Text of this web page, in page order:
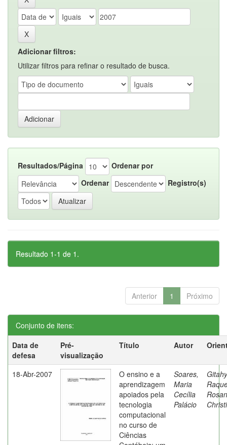
Adicionar filtros:
Utilizar filtros para refinar o resultado de busca.
Resultados/Página
Ordenar por
Ordenar
Registro(s)
Resultado 1-1 de 1.
Anterior 1 Próximo
Conjunto de itens:
Data de
defesa
Pré-
visualização
Título Autor
18-Abr-2007
O ensino e a
aprendizagem
apoiados pela
tecnologia
computacional
no curso de
Ciências
Soares,
Maria
Cecília
Palácio
Rosan